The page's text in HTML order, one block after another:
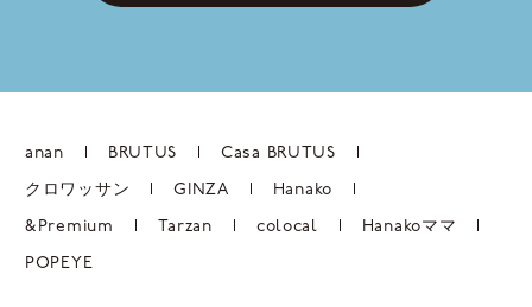
anan BRUTUS Casa BRUTUS
クロワッサン GINZA Hanako
&Premium Tarzan colocal Hanakoママ
POPEYE